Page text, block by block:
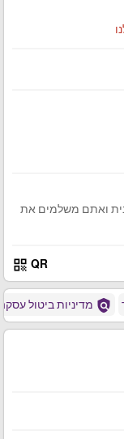
ואתם משלמים את
QR
qr_code
policy מדיניות ביטול